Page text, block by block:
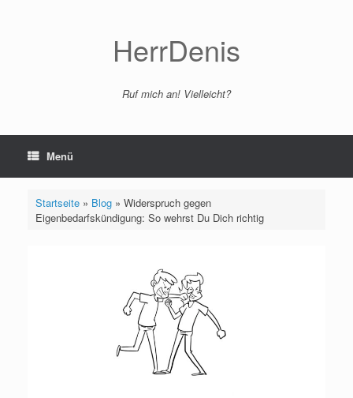
HerrDenis
Ruf mich an! Vielleicht?
Menü
Startseite» Blog» Widerspruch gegen
Eigenbedarfskündigung: So wehrst Du Dich richtig